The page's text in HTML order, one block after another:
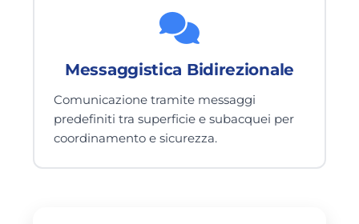
Messaggistica Bidirezionale
Comunicazione tramite messaggi
predefiniti tra superficie e subacquei per
coordinamento e sicurezza.